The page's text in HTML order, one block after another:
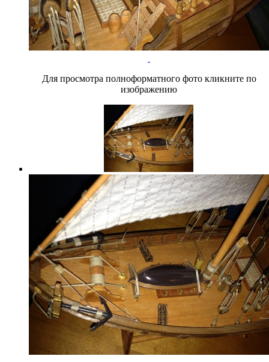
Для просмотра полноформатного фото кликните по
изображению